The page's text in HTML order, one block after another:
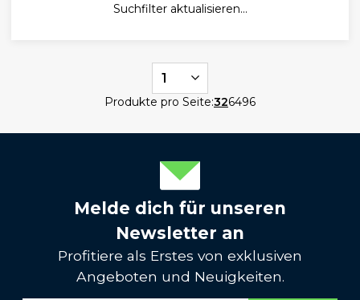
Suchfilter aktualisieren...
1
Produkte pro Seite:326496
Melde dich für unseren
Newsletter an
Profitiere als Erstes von exklusiven
Angeboten und Neuigkeiten.